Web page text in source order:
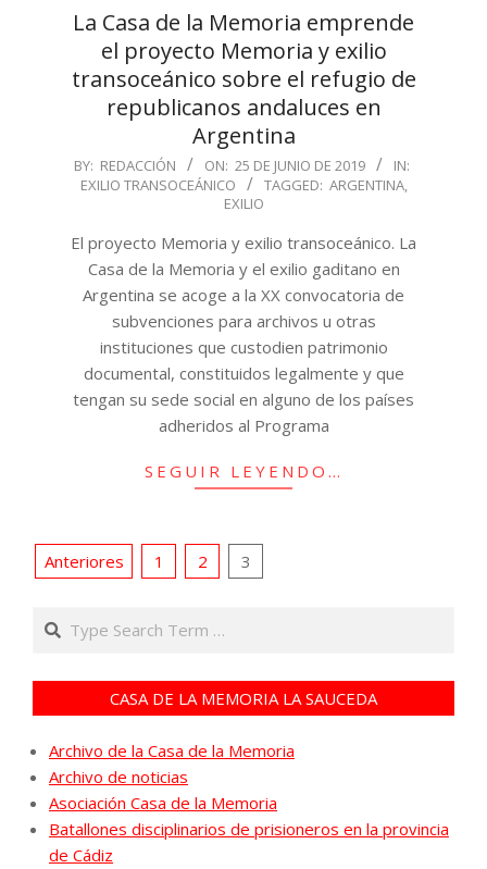
La Casa de la Memoria emprende
el proyecto Memoria y exilio
transoceánico sobre el refugio de
republicanos andaluces en
Argentina
2019-
06-
BY: REDACCIÓN ON: 25 DE JUNIO DE 2019
IN:
EXILIO TRANSOCEÁNICO
TAGGED: ARGENTINA,
EXILIO
El proyecto Memoria y exilio transoceánico. La
Casa de la Memoria y el exilio gaditano en
Argentina se acoge a la XX convocatoria de
subvenciones para archivos u otras
instituciones que custodien patrimonio
documental, constituidos legalmente y que
tengan su sede social en alguno de los países
adheridos al Programa
SEGUIR LEYENDO…
Paginación
entradas
Anteriores 1 2 3
Search
CASA DE LA MEMORIA LA SAUCEDA
Archivo de la Casa de la Memoria
Archivo de noticias
Asociación Casa de la Memoria
Batallones disciplinarios de prisioneros en la provincia
de Cádiz